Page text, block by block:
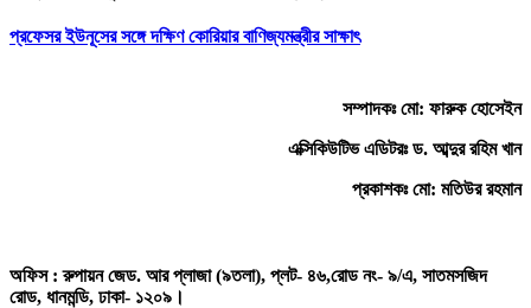
প্রফেসর ইউনূসের সঙ্গে দক্ষিণ কোরিয়ার বাণিজ্যমন্ত্রীর সাক্ষাৎ
সম্পাদকঃ মো: ফারুক হোসেইন
এক্সিকিউটিভ এডিটরঃ ড. আব্দুর রহিম খান
প্রকাশকঃ মো: মতিউর রহমান
অফিস : রুপায়ন জেড. আর প্লাজা (৯তলা), প্লট- ৪৬,রোড নং- ৯/এ, সাতমসজিদ
রোড, ধানমন্ডি, ঢাকা- ১২০৯।